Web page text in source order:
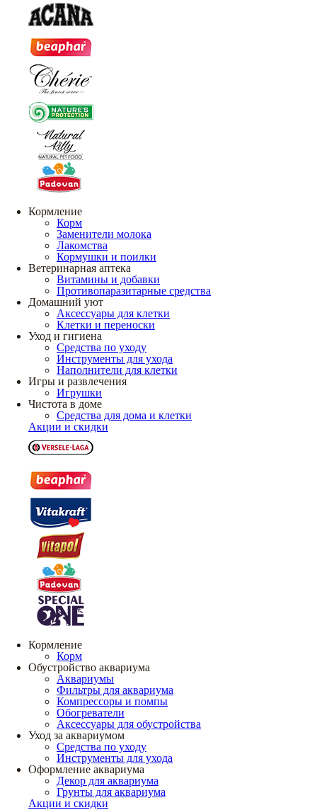
Кормление
Корм
Заменители молока
Лакомства
Кормушки и поилки
Ветеринарная аптека
Витамины и добавки
Противопаразитарные средства
Домашний уют
Аксессуары для клетки
Клетки и переноски
Уход и гигиена
Средства по уходу
Инструменты для ухода
Наполнители для клетки
Игры и развлечения
Игрушки
Чистота в доме
Средства для дома и клетки
Акции и скидки
Кормление
Корм
Обустройство аквариума
Аквариумы
Фильтры для аквариума
Компрессоры и помпы
Обогреватели
Аксессуары для обустройства
Уход за аквариумом
Средства по уходу
Инструменты для ухода
Оформление аквариума
Декор для аквариума
Грунты для аквариума
Акции и скидки